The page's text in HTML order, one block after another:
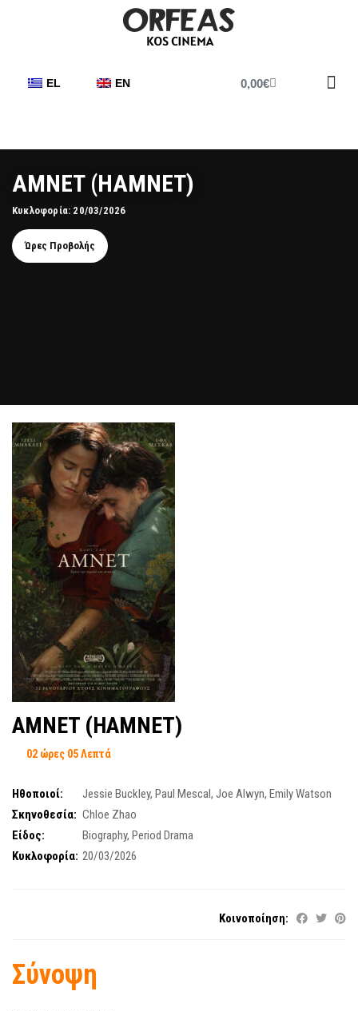
EL EN 0,00€
AMNET (HAMNET)
Κυκλοφορία: 20/03/2026
Ώρες Προβολής
AMNET (HAMNET)
02 ώρες 05 Λεπτά
Ηθοποιοί: Jessie Buckley, Paul Mescal, Joe Alwyn, Emily Watson
Σκηνοθεσία: Chloe Zhao
Είδος:
Biography, Period Drama
Κυκλοφορία: 20/03/2026
Κοινοποίηση:
Σύνοψη